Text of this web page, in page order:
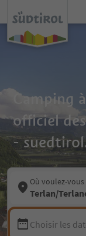
Camping
officiel
-
Où voulez-vous
Terlan/
Choisir les